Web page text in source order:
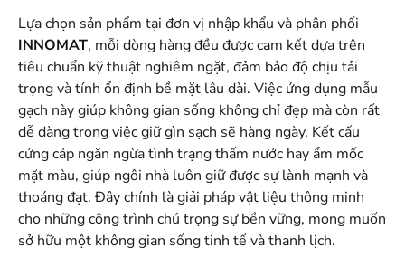
Lựa chọn sản phẩm tại đơn vị nhập khẩu và phân phối
INNOMAT, mỗi dòng hàng đều được cam kết dựa trên
tiêu chuẩn kỹ thuật nghiêm ngặt, đảm bảo độ chịu tải
trọng và tính ổn định bề mặt lâu dài. Việc ứng dụng mẫu
gạch này giúp không gian sống không chỉ đẹp mà còn rất
dễ dàng trong việc giữ gìn sạch sẽ hàng ngày. Kết cấu
cứng cáp ngăn ngừa tình trạng thấm nước hay ẩm mốc
mặt màu, giúp ngôi nhà luôn giữ được sự lành mạnh và
thoáng đạt. Đây chính là giải pháp vật liệu thông minh
cho những công trình chú trọng sự bền vững, mong muốn
sở hữu một không gian sống tinh tế và thanh lịch.